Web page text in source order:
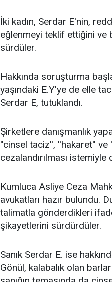
İki kadın, Serdar E'nin,
eğlenmeyi teklif ettiğini ve
sürdüler.
Hakkında soruşturma
yaşındaki E.Y'ye de elle
Serdar E, tutuklandı.
Şirketlere danışmanlık
''cinsel taciz'', ''hakaret'' ve
cezalandırılması istemiyle
Kumluca Asliye Ceza
avukatları hazır bulundu.
talimatla gönderdikleri
şikayetlerini sürdürdüler.
Sanık Serdar E. ise
Gönül, kalabalık olan